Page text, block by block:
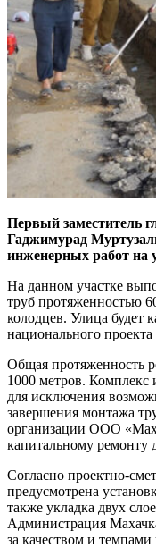
Первый заместитель
Гаджимурад
инженерных работ на
На данном участке
труб протяженностью
колодцев. Улица будет
национального
Общая протяженность
1000 метров.
для исключения
завершения монтажа
организации ООО
капитальному ремонту
Согласно проектно-
предусмотрена
также укладка двух
Администрация
за качеством и